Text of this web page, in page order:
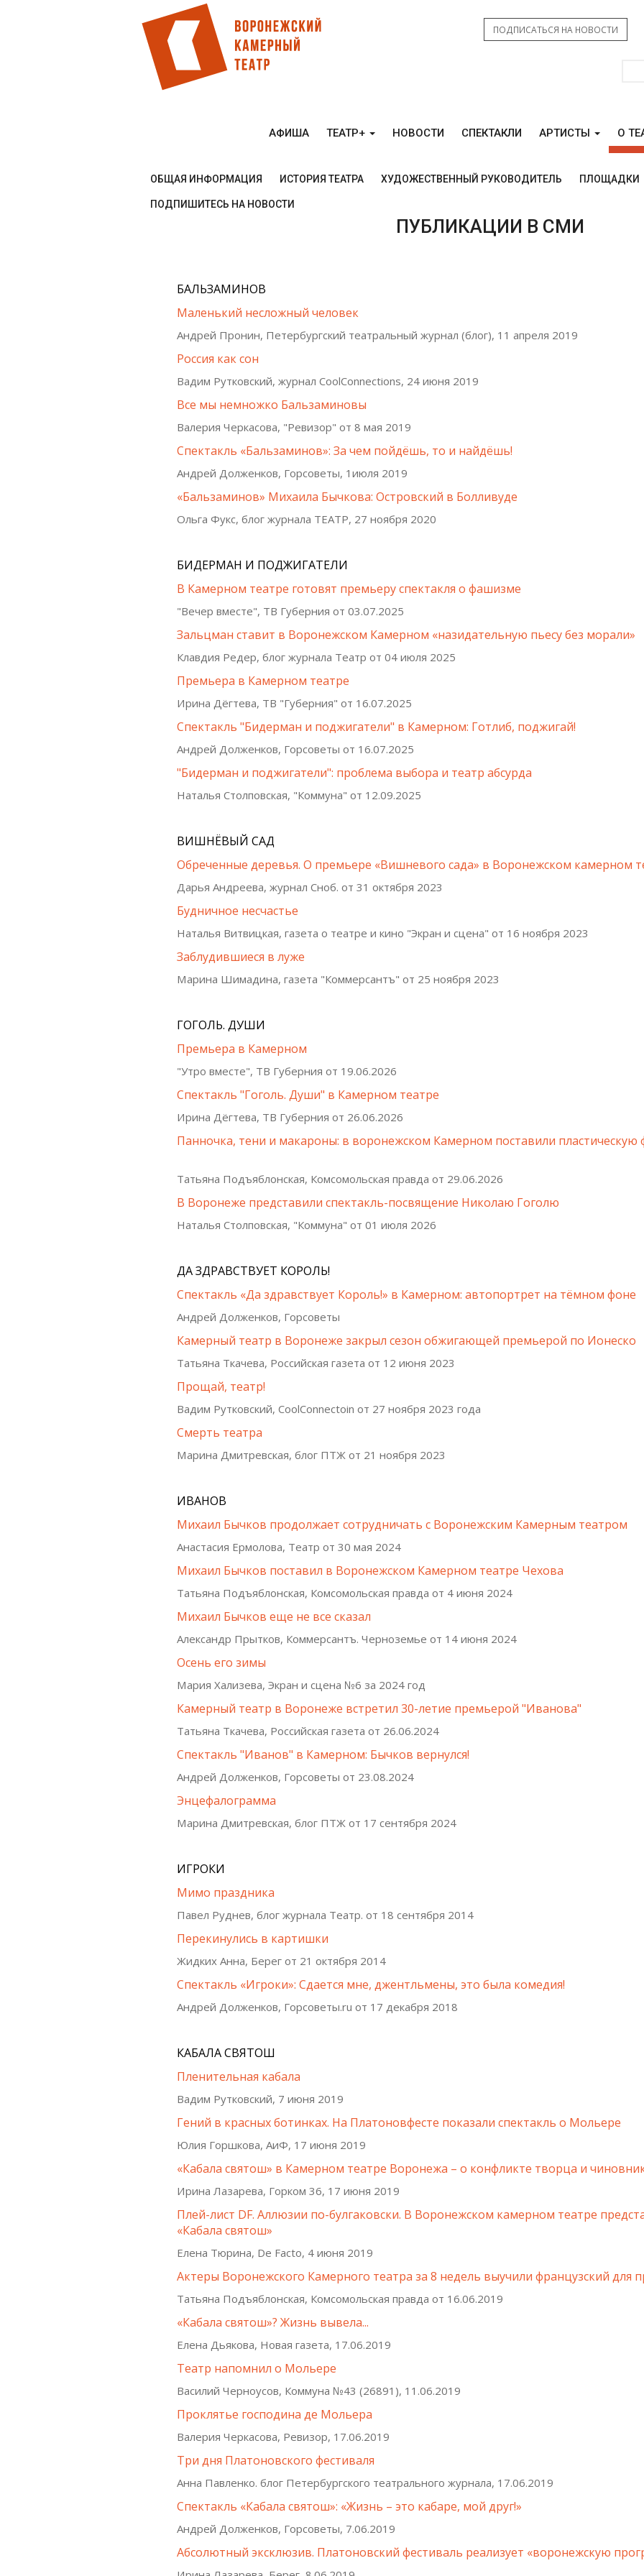
ПОДПИСАТЬСЯ НА НОВОСТИ
АФИША ТЕАТР+ НОВОСТИ СПЕКТАКЛИ АРТИСТЫ О
КОНТАКТЫ
ОБЩАЯ ИНФОРМАЦИЯ ИСТОРИЯ ТЕАТРА ХУДОЖЕСТВЕННЫЙ РУКОВОДИТЕЛЬ ПЛОЩАДКИ
ПОДПИШИТЕСЬ НА НОВОСТИ
ПУБЛИКАЦИИ В СМИ
БАЛЬЗАМИНОВ
Маленький несложный человек
Андрей Пронин, Петербургский театральный журнал (блог), 11 апреля 2019
Россия как сон
Вадим Рутковский, журнал CoolConnections, 24 июня 2019
Все мы немножко Бальзаминовы
Валерия Черкасова, "Ревизор" от 8 мая 2019
Спектакль «Бальзаминов»: За чем пойдёшь, то и найдёшь!
Андрей Долженков, Горсоветы, 1июля 2019
«Бальзаминов» Михаила Бычкова: Островский в Болливуде
Ольга Фукс, блог журнала ТЕАТР, 27 ноября 2020
БИДЕРМАН И ПОДЖИГАТЕЛИ
В Камерном театре готовят премьеру спектакля о фашизме
"Вечер вместе", ТВ Губерния от 03.07.2025
Зальцман ставит в Воронежском Камерном «назидательную пьесу без морали»
Клавдия Редер, блог журнала Театр от 04 июля 2025
Премьера в Камерном театре
Ирина Дёгтева, ТВ "Губерния" от 16.07.2025
Спектакль "Бидерман и поджигатели" в Камерном: Готлиб, поджигай!
Андрей Долженков, Горсоветы от 16.07.2025
"Бидерман и поджигатели": проблема выбора и театр абсурда
Наталья Столповская, "Коммуна" от 12.09.2025
ВИШНЁВЫЙ САД
Обреченные деревья. О премьере «Вишневого сада» в Воронежском камерном
Дарья Андреева, журнал Сноб. от 31 октября 2023
Будничное несчастье
Наталья Витвицкая, газета о театре и кино "Экран и сцена" от 16 ноября 2023
Заблудившиеся в луже
Марина Шимадина, газета "Коммерсантъ" от 25 ноября 2023
ГОГОЛЬ. ДУШИ
Премьера в Камерном
"Утро вместе", ТВ Губерния от 19.06.2026
Спектакль "Гоголь. Души" в Камерном театре
Ирина Дёгтева, ТВ Губерния от 26.06.2026
Панночка, тени и макароны: в воронежском Камерном поставили пластическую
Татьяна Подъяблонская, Комсомольская правда от 29.06.2026
В Воронеже представили спектакль-посвящение Николаю Гоголю
Наталья Столповская, "Коммуна" от 01 июля 2026
ДА ЗДРАВСТВУЕТ КОРОЛЬ!
Спектакль «Да здравствует Король!» в Камерном: автопортрет на тёмном фоне
Андрей Долженков, Горсоветы
Камерный театр в Воронеже закрыл сезон обжигающей премьерой по Ионеско
Татьяна Ткачева, Российская газета от 12 июня 2023
Прощай, театр!
Вадим Рутковский, CoolConnectoin от 27 ноября 2023 года
Смерть театра
Марина Дмитревская, блог ПТЖ от 21 ноября 2023
ИВАНОВ
Михаил Бычков продолжает сотрудничать с Воронежским Камерным театром
Анастасия Ермолова, Театр от 30 мая 2024
Михаил Бычков поставил в Воронежском Камерном театре Чехова
Татьяна Подъяблонская, Комсомольская правда от 4 июня 2024
Михаил Бычков еще не все сказал
Александр Прытков, Коммерсантъ. Черноземье от 14 июня 2024
Осень его зимы
Мария Хализева, Экран и сцена №6 за 2024 год
Камерный театр в Воронеже встретил 30-летие премьерой "Иванова"
Татьяна Ткачева, Российская газета от 26.06.2024
Спектакль "Иванов" в Камерном: Бычков вернулся!
Андрей Долженков, Горсоветы от 23.08.2024
Энцефалограмма
Марина Дмитревская, блог ПТЖ от 17 сентября 2024
ИГРОКИ
Мимо праздника
Павел Руднев, блог журнала Театр. от 18 сентября 2014
Перекинулись в картишки
Жидких Анна, Берег от 21 октября 2014
Спектакль «Игроки»: Сдается мне, джентльмены, это была комедия!
Андрей Долженков, Горсоветы.ru от 17 декабря 2018
КАБАЛА СВЯТОШ
Пленительная кабала
Вадим Рутковский, 7 июня 2019
Гений в красных ботинках. На Платоновфесте показали спектакль о Мольере
Юлия Горшкова, АиФ, 17 июня 2019
«Кабала святош» в Камерном театре Воронежа – о конфликте творца и
Ирина Лазарева, Горком 36, 17 июня 2019
Плей-лист DF. Аллюзии по-булгаковски. В Воронежском камерном театре
«Кабала святош»
Елена Тюрина, De Facto, 4 июня 2019
Актеры Воронежского Камерного театра за 8 недель выучили французский для
Татьяна Подъяблонская, Комсомольская правда от 16.06.2019
«Кабала святош»? Жизнь вывела...
Елена Дьякова, Новая газета, 17.06.2019
Театр напомнил о Мольере
Василий Черноусов, Коммуна №43 (26891), 11.06.2019
Проклятье господина де Мольера
Валерия Черкасова, Ревизор, 17.06.2019
Три дня Платоновского фестиваля
Анна Павленко. блог Петербургского театрального журнала, 17.06.2019
Спектакль «Кабала святош»: «Жизнь – это кабаре, мой друг!»
Андрей Долженков, Горсоветы, 7.06.2019
Абсолютный эксклюзив. Платоновский фестиваль реализует «воронежскую